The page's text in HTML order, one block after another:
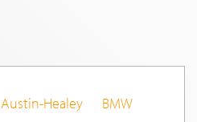
Austin-Healey
BMW